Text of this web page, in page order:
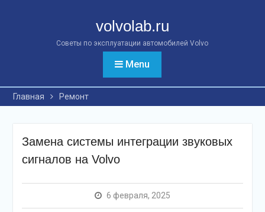
volvolab.ru
Советы по эксплуатации автомобилей Volvo
Menu
Главная Ремонт
Замена системы интеграции звуковых
сигналов на Volvo
6 февраля, 2025